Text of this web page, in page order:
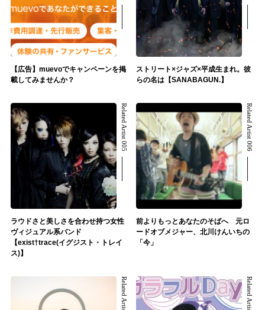
【広告】muevoでキャンペーンを掲
載してみませんか？
ストリート×ジャズ×平成生まれ。彼
らの名は【SANABAGUN.】
Related Artist 005
ラウドさと美しさを合わせ持つ女性
ヴィジュアル系バンド
【exist†trace(イグジスト・トレイ
ス)】
Related Artist 006
前よりもっとあなたのそばへ 元ロ
ードオブメジャー、北川けんいちの
「今」